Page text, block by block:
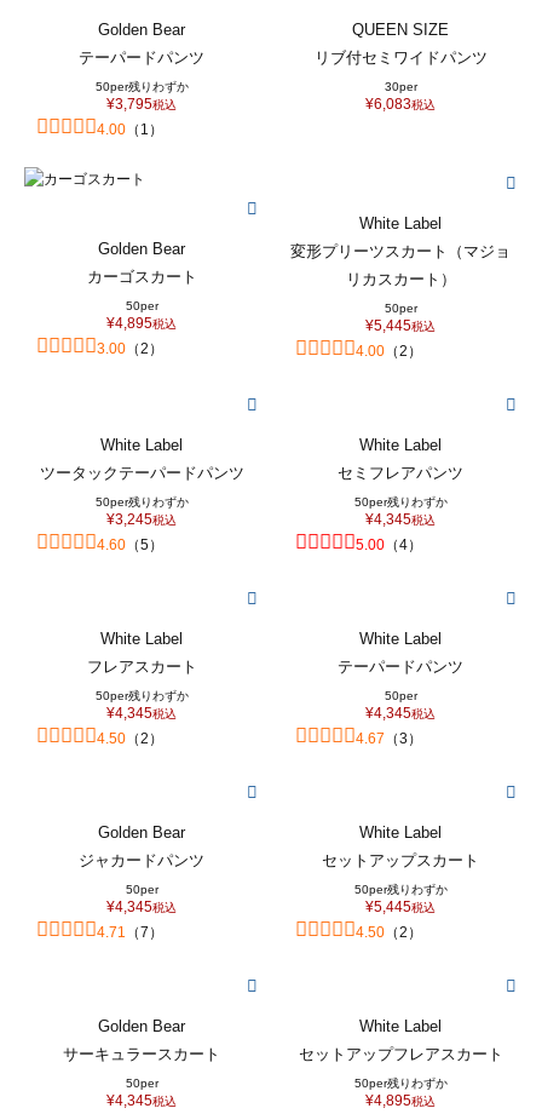
Golden Bear
テーパードパンツ
50per残りわずか
¥3,795税込
4.00 （ 1 ）
QUEEN SIZE
リブ付セミワイドパンツ
30per
¥6,083税込
Golden Bear
カーゴスカート
50per
¥4,895税込
3.00 （2 ）
White Label
変形プリーツスカート（マジョ
リカスカート）
50per
¥5,445税込
4.00 （2 ）
White Label
ツータックテーパードパンツ
50per残りわずか
¥3,245税込
4.60 （5）
White Label
セミフレアパンツ
50per残りわずか
¥4,345税込
5.00 （4）
White Label
フレアスカート
50per残りわずか
¥4,345税込
4.50 （2 ）
White Label
テーパードパンツ
50per
¥4,345税込
4.67 （3 ）
Golden Bear
ジャカードパンツ
50per
¥4,345税込
4.71 （7 ）
White Label
セットアップスカート
50per残りわずか
¥5,445税込
4.50 （2 ）
Golden Bear
サーキュラースカート
50per
¥4,345税込
White Label
セットアップフレアスカート
50per残りわずか
¥4,895税込